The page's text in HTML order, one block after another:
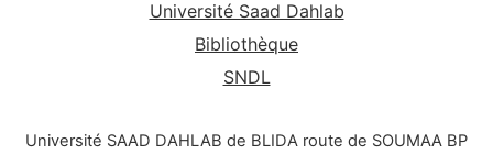
Université Saad Dahlab
Bibliothèque
SNDL
Université SAAD DAHLAB de BLIDA route de SOUMAA BP